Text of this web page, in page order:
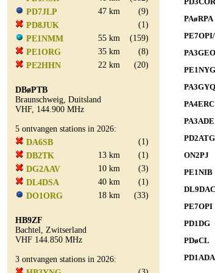
PD7JLP
47 km
(9)
PD8JUK
(1)
PE1NMM
55 km
(159)
PE1ORG
35 km
(8)
PE2HHN
22 km (20)
DBøPTB
Braunschweig, Duitsland
VHF, 144.900 MHz
5 ontvangen stations in 2026:
DA6SB
(1)
DB2TK
13 km
(1)
DG2AAV
10 km
(3)
DL4DSA
40 km
(1)
DO1ORG
18 km (33)
HB9ZF
Bachtel, Zwitserland
VHF 144.850 MHz
3 ontvangen stations in 2026:
PAøRPA
PA3GEO
PE1NYG
PA3GYQ
PA4ERC
PA3ADE
PD2ATG
ON2PJ
PE1NIB
DL9DAC
PE7OPI
PD1DG
PDøCL
PD1ADA